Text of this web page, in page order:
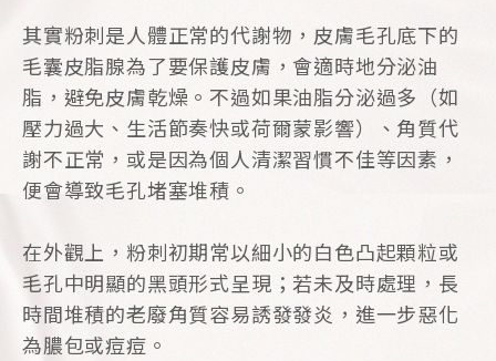
其實粉刺是人體正常的代謝物，皮膚毛孔底下的
毛囊皮脂腺為了要保護皮膚，會適時地分泌油
脂，避免皮膚乾燥。不過如果油脂分泌過多（如
壓力過大、生活節奏快或荷爾蒙影響）、角質代
謝不正常，或是因為個人清潔習慣不佳等因素，
便會導致毛孔堵塞堆積。
在外觀上，粉刺初期常以細小的白色凸起顆粒或
毛孔中明顯的黑頭形式呈現；若未及時處理，長
時間堆積的老廢角質容易誘發發炎，進一步惡化
為膿包或痘痘。